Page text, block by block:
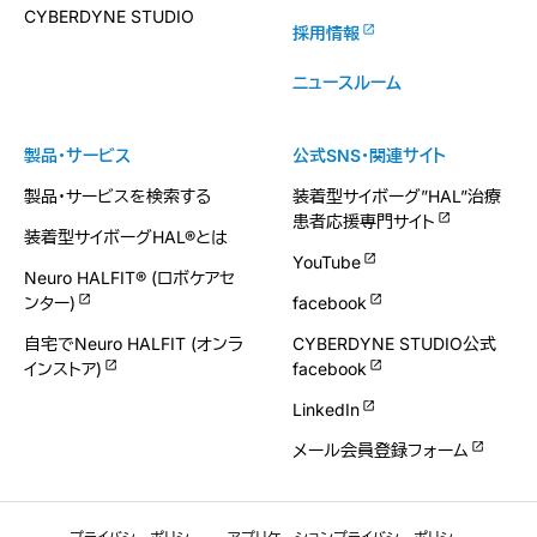
製品・サービス
製品・サービスを検索する
装着型サイボーグHAL®とは
Neuro HALFIT® (ロボケアセ
ンター)
自宅でNeuro HALFIT (オンラ
インストア)
CYBERDYNE STUDIO
採用情報
ニュースルーム
公式SNS・関連サイト
装着型サイボーグ”HAL”治療
患者応援専門サイト
YouTube
facebook
CYBERDYNE STUDIO公式
facebook
LinkedIn
メール会員登録フォーム